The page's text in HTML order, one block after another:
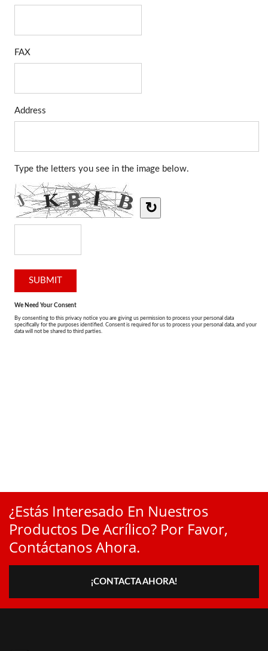
¿Estás Interesado En Nuestros
Productos De Acrílico? Por Favor,
Contáctanos Ahora.
¡CONTACTA AHORA!